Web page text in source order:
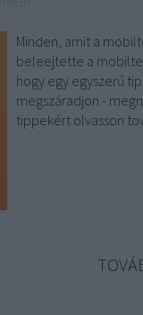
Minden, amit a
beleejtette a
hogy egy egyszerű
megszáradjon -
tippekért olvasson